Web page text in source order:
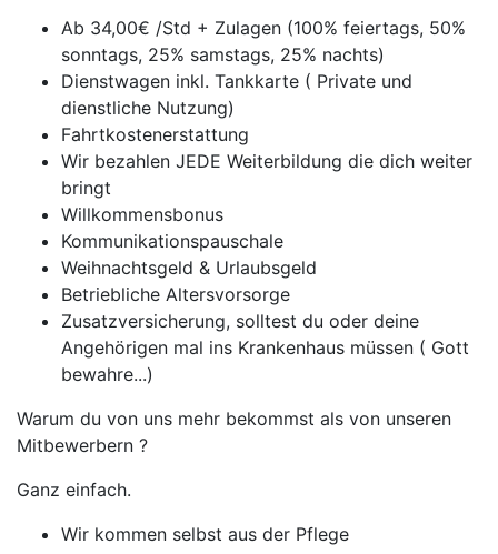
Ab 34,00€ /Std + Zulagen (100% feiertags, 50%
sonntags, 25% samstags, 25% nachts)
Dienstwagen inkl. Tankkarte ( Private und
dienstliche Nutzung)
Fahrtkostenerstattung
Wir bezahlen JEDE Weiterbildung die dich weiter
bringt
Willkommensbonus
Kommunikationspauschale
Weihnachtsgeld & Urlaubsgeld
Betriebliche Altersvorsorge
Zusatzversicherung, solltest du oder deine
Angehörigen mal ins Krankenhaus müssen ( Gott
bewahre...)
Warum du von uns mehr bekommst als von unseren
Mitbewerbern ?
Ganz einfach.
Wir kommen selbst aus der Pflege